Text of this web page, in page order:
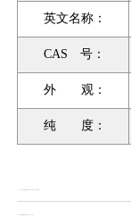
英文名称：
CAS 号：
外 观：
纯 度：